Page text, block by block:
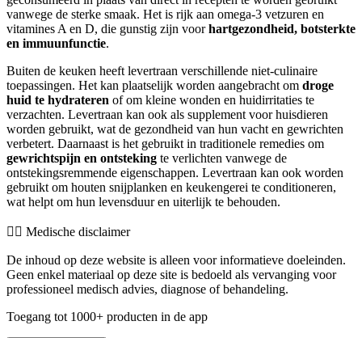
vanwege de sterke smaak. Het is rijk aan omega-3 vetzuren en
vitamines A en D, die gunstig zijn voorhartgezondheid, botsterkte
en immuunfunctie.
Buiten de keuken heeft levertraan verschillende niet-culinaire
toepassingen. Het kan plaatselijk worden aangebracht om droge
huid te hydrateren of om kleine wonden en huidirritaties te
verzachten. Levertraan kan ook als supplement voor huisdieren
worden gebruikt, wat de gezondheid van hun vacht en gewrichten
verbetert. Daarnaast is het gebruikt in traditionele remedies om
gewrichtspijn en ontsteking te verlichten vanwege de
ontstekingsremmende eigenschappen. Levertraan kan ook worden
gebruikt om houten snijplanken en keukengerei te conditioneren,
wat helpt om hun levensduur en uiterlijk te behouden.
👨‍⚕️️ Medische disclaimer
De inhoud op deze website is alleen voor informatieve doeleinden.
Geen enkel materiaal op deze site is bedoeld als vervanging voor
professioneel medisch advies, diagnose of behandeling.
Toegang tot 1000+ producten in de app